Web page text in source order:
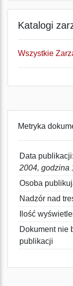
Katalogi
Wszystkie
Metryka
Data
2004, godzina
Osoba
Nadzór nad
Ilość
Dokument nie
publikacji